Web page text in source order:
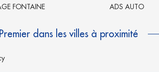
FONTAINE
ADS AUTO
dans les villes à proximité